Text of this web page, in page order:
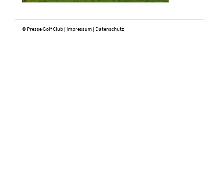
© Presse Golf Club | Impressum | Datenschutz